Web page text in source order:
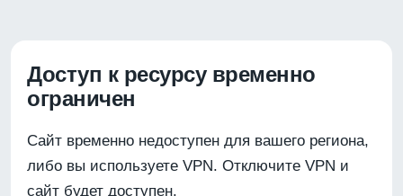
Доступ к ресурсу временно
ограничен
Сайт временно недоступен для вашего региона,
либо вы используете VPN. Отключите VPN и
сайт будет доступен.